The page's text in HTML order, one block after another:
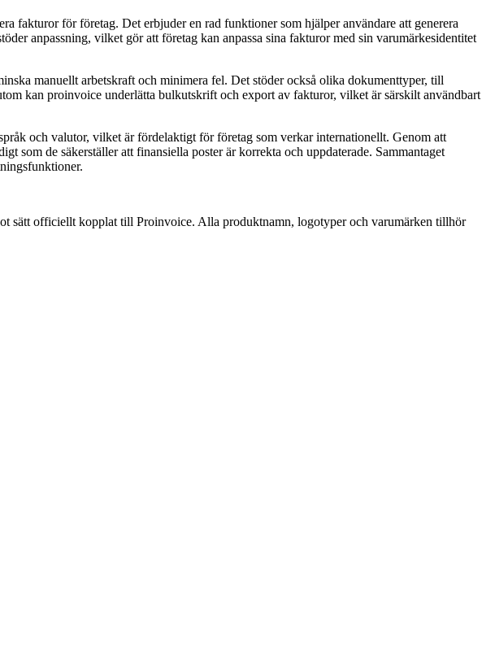
fakturor för företag. Det erbjuder en rad funktioner som hjälper användare att generera
anpassning, vilket gör att företag kan anpassa sina fakturor med sin varumärkesidentitet
manuellt arbetskraft och minimera fel. Det stöder också olika dokumenttyper, till
kan proinvoice underlätta bulkutskrift och export av fakturor, vilket är särskilt användbart
och valutor, vilket är fördelaktigt för företag som verkar internationellt. Genom att
som de säkerställer att finansiella poster är korrekta och uppdaterade. Sammantaget
sätt officiellt kopplat till Proinvoice. Alla produktnamn, logotyper och varumärken tillhör